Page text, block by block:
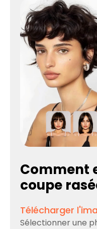
Comment
coupe
Télécharger
Sélectionner une